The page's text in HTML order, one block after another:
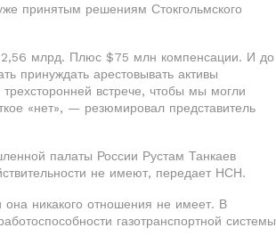
принятым решениям Стокгольмского
млрд. Плюс $75 млн компенсации. И до
принуждать арестовывать активы
встрече, чтобы мы могли
«нет», — резюмировал представитель
палаты России Рустам Танкаев
не имеют, передает НСН.
она никакого отношения не имеет. В
газотранспортной системы